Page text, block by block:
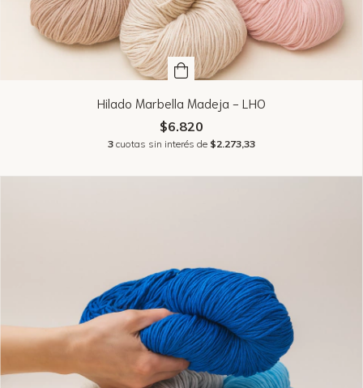
Hilado Marbella Madeja - LHO
$6.820
3 cuotas sin interés de $2.273,33